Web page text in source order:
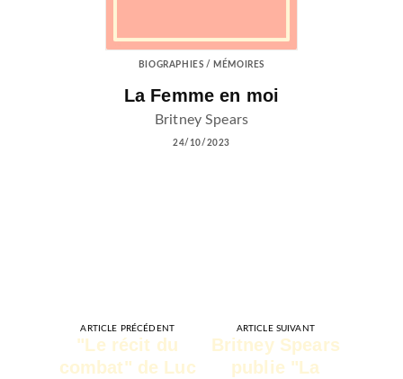
BIOGRAPHIES / MÉMOIRES
La Femme en moi
Britney Spears
24/10/2023
ARTICLE PRÉCÉDENT
"Le récit du
combat" de Luc
ARTICLE SUIVANT
Britney Spears
publie "La